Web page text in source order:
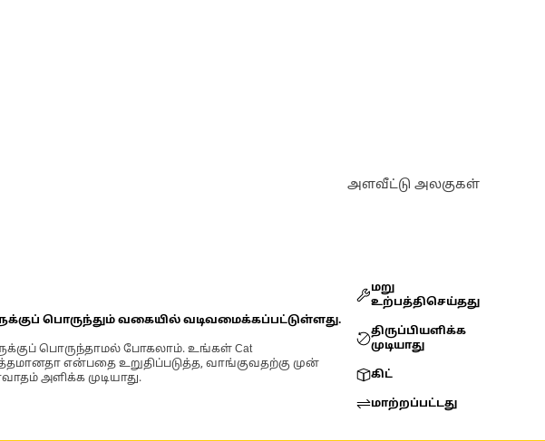
அளவீட்டு அலகுகள்
பொருந்தும் வகையில் வடிவமைக்கப்பட்டுள்ளது.
பொருந்தாமல் போகலாம். உங்கள் Cat
என்பதை உறுதிப்படுத்த, வாங்குவதற்கு முன்
அளிக்க முடியாது.
மறு
உற்பத்திசெய்தது
திருப்பியளிக்க
முடியாது
கிட்
மாற்றப்பட்டது